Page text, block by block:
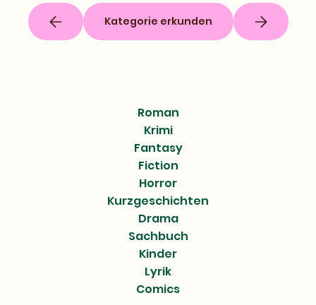
Kategorie erkunden
Roman
Krimi
Fantasy
Fiction
Horror
Kurzgeschichten
Drama
Sachbuch
Kinder
Lyrik
Comics